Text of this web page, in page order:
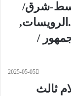
وسط-شرق/
م.الرويسات,
/
2025-05-05
ثالث